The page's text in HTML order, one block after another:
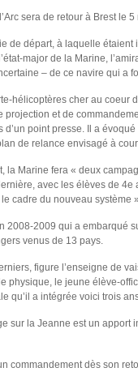
sera de retour à Brest le
de départ, à laquelle
major de la Marine,
– de ce navire qui a
hélicoptères cher au coeur
projection et de
d’un point presse. Il a
de relance envisagé à
la Marine fera « deux
avec les élèves de
cadre du nouveau système
2008-2009 qui a embarqué
venus de 13 pays.
figure l’enseigne de
physique, le jeune élève-
qu’il a intégrée voici trois
sur la Jeanne est un apport
commandement dès son